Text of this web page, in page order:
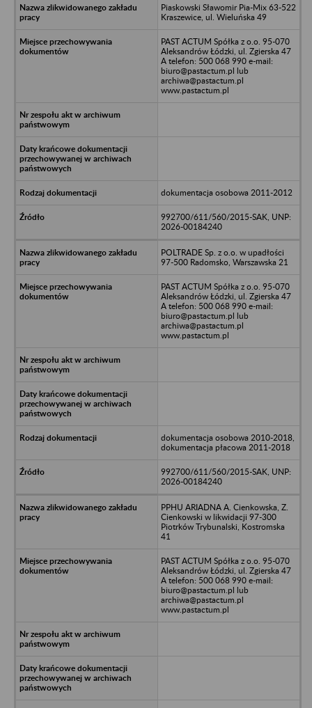
Piaskowski Sławomir Pia-Mix 63-522
Kraszewice, ul. Wieluńska 49
PAST ACTUM Spółka z o.o. 95-070
Aleksandrów Łódzki, ul. Zgierska 47
A telefon: 500 068 990 e-mail:
biuro@pastactum.pl lub
archiwa@pastactum.pl
www.pastactum.pl
dokumentacja osobowa 2011-2012
992700/611/560/2015-SAK, UNP:
2026-00184240
POLTRADE Sp. z o.o. w upadłości
97-500 Radomsko, Warszawska 21
PAST ACTUM Spółka z o.o. 95-070
Aleksandrów Łódzki, ul. Zgierska 47
A telefon: 500 068 990 e-mail:
biuro@pastactum.pl lub
archiwa@pastactum.pl
www.pastactum.pl
dokumentacja osobowa 2010-2018,
dokumentacja płacowa 2011-2018
992700/611/560/2015-SAK, UNP:
2026-00184240
PPHU ARIADNA A. Cienkowska, Z.
Cienkowski w likwidacji 97-300
Piotrków Trybunalski, Kostromska
41
PAST ACTUM Spółka z o.o. 95-070
Aleksandrów Łódzki, ul. Zgierska 47
A telefon: 500 068 990 e-mail:
biuro@pastactum.pl lub
archiwa@pastactum.pl
www.pastactum.pl